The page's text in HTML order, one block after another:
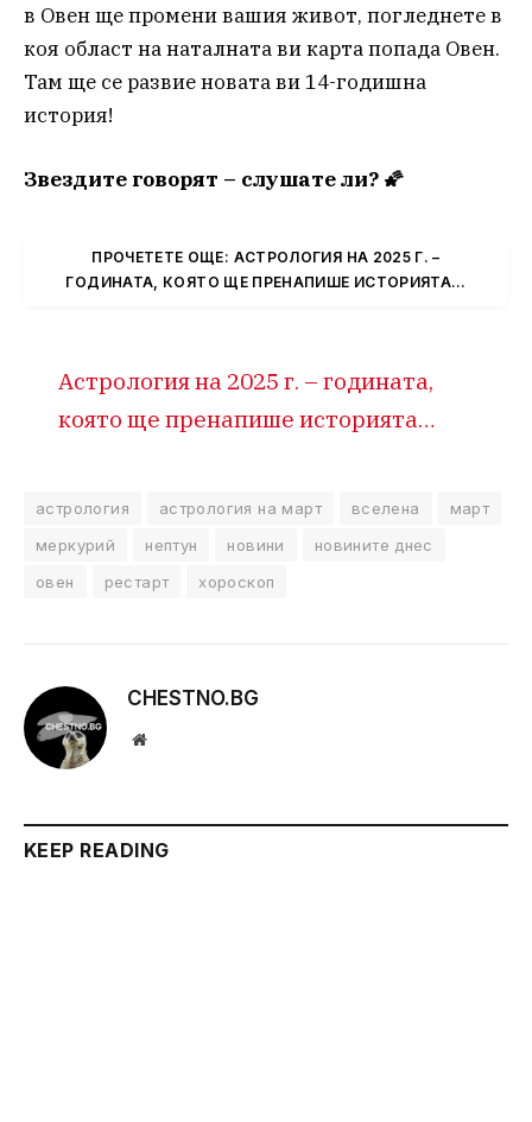
в Овен ще промени вашия живот, погледнете в
коя област на наталната ви карта попада Овен.
Там ще се развие новата ви 14-годишна
история!
Звездите говорят – слушате ли? 🌠
ПРОЧЕТЕТЕ ОЩЕ: АСТРОЛОГИЯ НА 2025 Г. –
ГОДИНАТА, КОЯТО ЩЕ ПРЕНАПИШЕ ИСТОРИЯТА…
Астрология на 2025 г. – годината,
която ще пренапише историята…
астрология астрология на март вселена
март
меркурий
нептун новини
новините днес
овен
рестарт хороскоп
CHESTNO.BG
Website
KEEP READING